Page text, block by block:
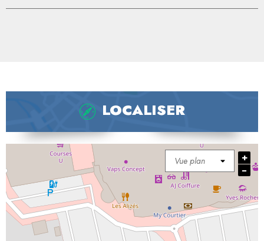
LOCALISER
+
−